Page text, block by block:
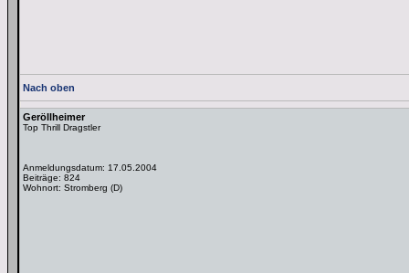
Nach oben
Geröllheimer
Top Thrill Dragstler
Anmeldungsdatum: 17.05.2004
Beiträge: 824
Wohnort: Stromberg (D)